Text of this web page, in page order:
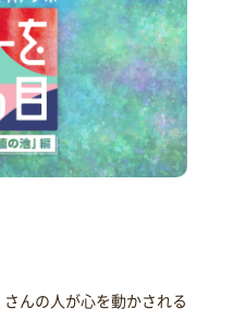
んの人が心を動かされる